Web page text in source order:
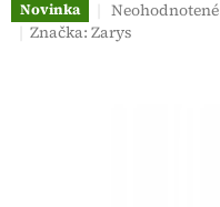
Novinka
Priemerné
hodnotenie
Neohodnotené
Značka:Zarys